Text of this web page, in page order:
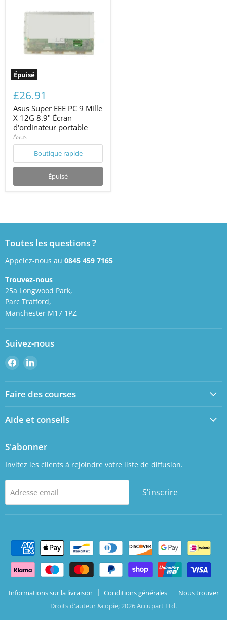
Épuisé
£26.91
Asus Super EEE PC 9 Mille
X 12G 8.9" Écran
d'ordinateur portable
Asus
Boutique rapide
Épuisé
Toutes les questions ?
Appelez-nous au 0845 459 7165
Trouvez-nous
25a Longwood Park,
Parc Trafford,
Manchester M17 1PZ
Suivez-nous
Retrouvez-
nous
sur
Facebook
Retrouvez-
sur
LinkedIn
Faire des courses
Aide et conseils
S'abonner
Invitez les clients à rejoindre votre liste de diffusion.
Adresse email S'inscrire
Informations sur la livraison Conditions générales
Nous trouver
Droits d'auteur &copie; 2026 Accupart Ltd.